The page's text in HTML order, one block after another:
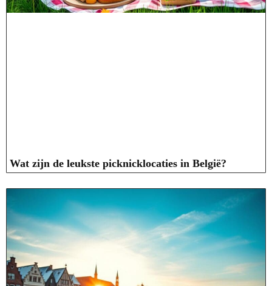
Wat zijn de leukste picknicklocaties in België?